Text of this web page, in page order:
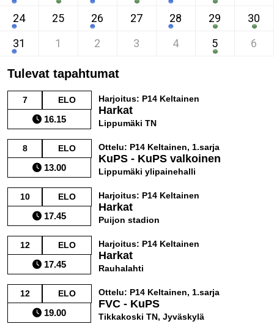
24
25 26 27 28 29
30
31
1 2 3 4 5 6
Tulevat tapahtumat
7 ELO
16.15
Harjoitus: P14 Keltainen
Harkat
Lippumäki TN
8 ELO
13.00
Ottelu: P14 Keltainen, 1.sarja
KuPS - KuPS valkoinen
Lippumäki ylipainehalli
10 ELO
17.45
Harjoitus: P14 Keltainen
Harkat
Puijon stadion
12 ELO
17.45
Harjoitus: P14 Keltainen
Harkat
Rauhalahti
12 ELO
19.00
Ottelu: P14 Keltainen, 1.sarja
FVC - KuPS
Tikkakoski TN, Jyväskylä